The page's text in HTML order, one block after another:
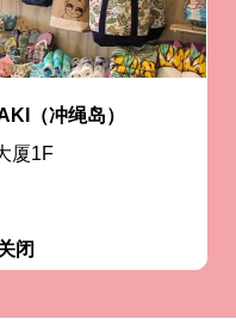
（冲绳岛）
厦1F
闭